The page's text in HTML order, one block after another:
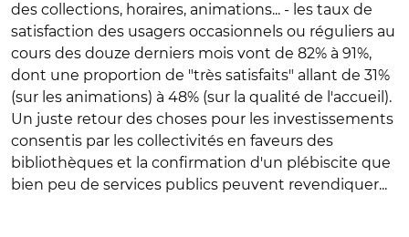
des collections, horaires, animations... - les taux de
satisfaction des usagers occasionnels ou réguliers au
cours des douze derniers mois vont de 82% à 91%,
dont une proportion de "très satisfaits" allant de 31%
(sur les animations) à 48% (sur la qualité de l'accueil).
Un juste retour des choses pour les investissements
consentis par les collectivités en faveurs des
bibliothèques et la confirmation d'un plébiscite que
bien peu de services publics peuvent revendiquer...